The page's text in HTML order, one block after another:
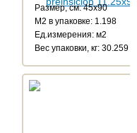
Размер, см: 45x90
М2 в упаковке: 1.198
Ед.измерения: м2
Веc упаковки, кг: 30.259